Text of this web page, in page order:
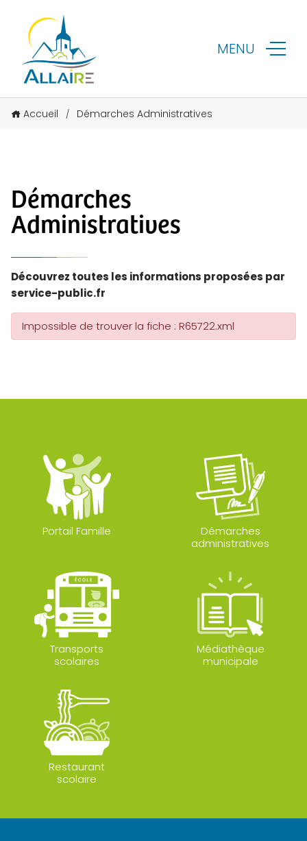
MENU
Accueil / Démarches Administratives
Démarches
Administratives
Découvrez toutes les informations proposées par
service-public.fr
Impossible de trouver la fiche : R65722.xml
Portail Famille
Démarches
administratives
Transports
scolaires
Médiathèque
municipale
Restaurant
scolaire